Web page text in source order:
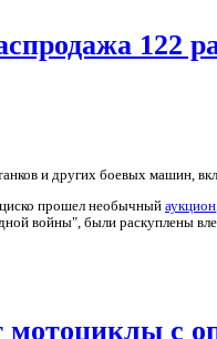
122
и других боевых машин,
прошел необычный аукцион
войны", были раскуплены
мотоциклы с